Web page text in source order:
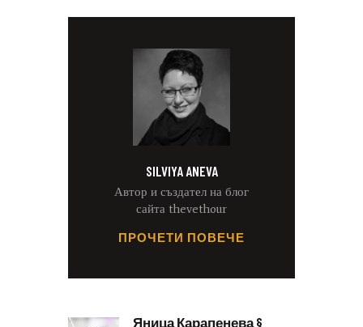
SILVIYA ANEVA
Автор и създател на блог
сайта thevethour
ПРОЧЕТИ ПОВЕЧЕ
Яница Карапенева §